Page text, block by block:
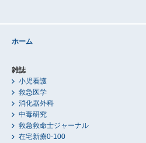
ホーム
雑誌
小児看護
救急医学
消化器外科
中毒研究
救急救命士ジャーナル
在宅新療0-100